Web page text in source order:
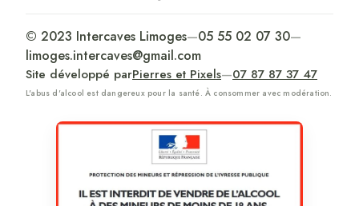
© 2023 Intercaves Limoges—05 55 02 07 30—
limoges.intercaves@gmail.com
Site développé parPierres et Pixels—07 87 87 37 47
L'abus d'alcool est dangereux pour la santé. À consommer avec modération.